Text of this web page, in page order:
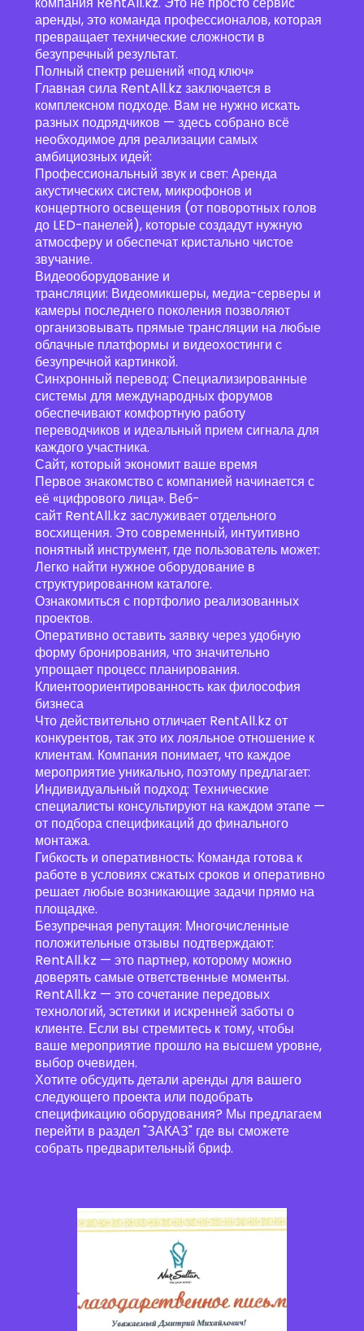
аренды, это команда профессионалов, которая
превращает технические сложности в
безупречный результат.
Полный спектр решений «под ключ»
Главная сила RentAll.kz заключается в
комплексном подходе. Вам не нужно искать
разных подрядчиков — здесь собрано всё
необходимое для реализации самых
амбициозных идей:
Профессиональный звук и свет: Аренда
акустических систем, микрофонов и
концертного освещения (от поворотных голов
до LED-панелей), которые создадут нужную
атмосферу и обеспечат кристально чистое
звучание.
Видеооборудование и
трансляции: Видеомикшеры, медиа-серверы и
камеры последнего поколения позволяют
организовывать прямые трансляции на любые
облачные платформы и видеохостинги с
безупречной картинкой.
Синхронный перевод: Специализированные
системы для международных форумов
обеспечивают комфортную работу
переводчиков и идеальный прием сигнала для
каждого участника.
Сайт, который экономит ваше время
Первое знакомство с компанией начинается с
её «цифрового лица». Веб-
сайт RentAll.kz заслуживает отдельного
восхищения. Это современный, интуитивно
понятный инструмент, где пользователь может:
Легко найти нужное оборудование в
структурированном каталоге.
Ознакомиться с портфолио реализованных
проектов.
Оперативно оставить заявку через удобную
форму бронирования, что значительно
упрощает процесс планирования.
Клиентоориентированность как философия
бизнеса
Что действительно отличает RentAll.kz от
конкурентов, так это их лояльное отношение к
клиентам. Компания понимает, что каждое
мероприятие уникально, поэтому предлагает:
Индивидуальный подход: Технические
специалисты консультируют на каждом этапе —
от подбора спецификаций до финального
монтажа.
Гибкость и оперативность: Команда готова к
работе в условиях сжатых сроков и оперативно
решает любые возникающие задачи прямо на
площадке.
Безупречная репутация: Многочисленные
положительные отзывы подтверждают:
RentAll.kz — это партнер, которому можно
доверять самые ответственные моменты.
RentAll.kz — это сочетание передовых
технологий, эстетики и искренней заботы о
клиенте. Если вы стремитесь к тому, чтобы
ваше мероприятие прошло на высшем уровне,
выбор очевиден.
Хотите обсудить детали аренды для вашего
следующего проекта или подобрать
спецификацию оборудования? Мы предлагаем
перейти в раздел"ЗАКАЗ" где вы сможете
собрать предварительный бриф.